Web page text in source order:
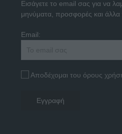
Εισάγετε το email σας για να
μηνύματα, προσφορές και άλλα
Email:
Αποδέχομαι του όρους